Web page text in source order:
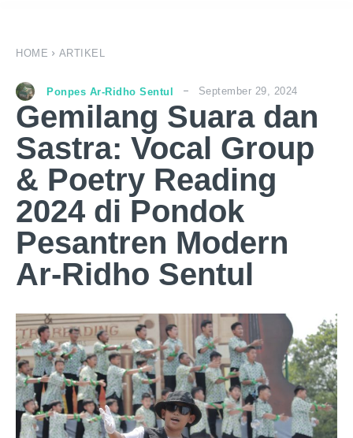
HOME ARTIKEL
Ponpes Ar-Ridho Sentul September 29, 2024
Gemilang Suara dan
Sastra: Vocal Group
& Poetry Reading
2024 di Pondok
Pesantren Modern
Ar-Ridho Sentul